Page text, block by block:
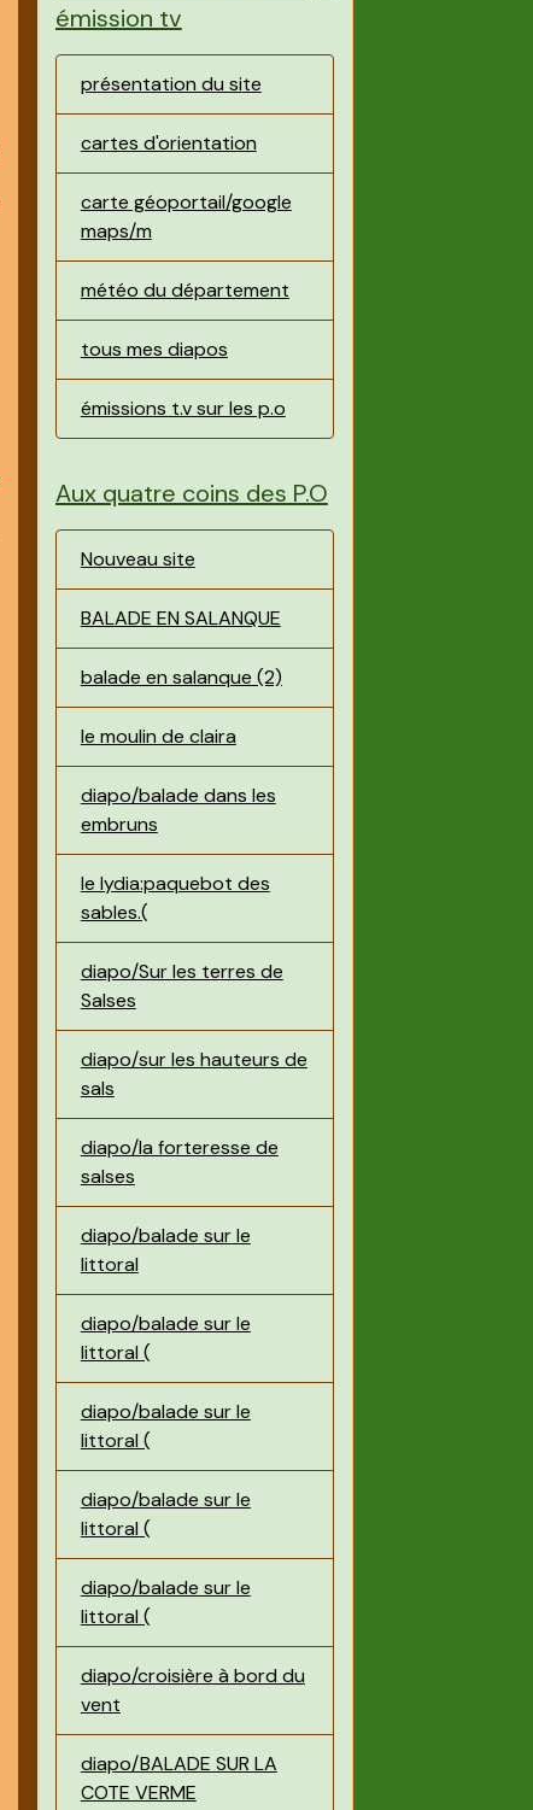
émission tv
présentation du site
cartes d'orientation
carte géoportail/google
maps/m
météo du département
tous mes diapos
émissions t.v sur les p.o
Aux quatre coins des P.O
Nouveau site
BALADE EN SALANQUE
balade en salanque (2)
le moulin de claira
diapo/balade dans les
embruns
le lydia:paquebot des
sables.(
diapo/Sur les terres de
Salses
diapo/sur les hauteurs de
sals
diapo/la forteresse de
salses
diapo/balade sur le
littoral
diapo/balade sur le
littoral (
diapo/balade sur le
littoral (
diapo/balade sur le
littoral (
diapo/balade sur le
littoral (
diapo/croisière à bord du
vent
diapo/BALADE SUR LA
COTE VERME